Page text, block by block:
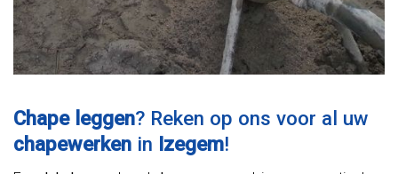
Chape leggen? Reken op ons voor al uw
chapewerken in Izegem!